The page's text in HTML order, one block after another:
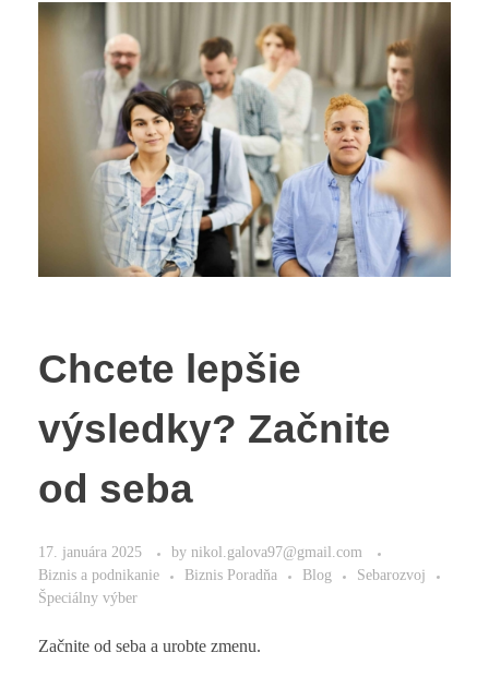
Chcete lepšie
výsledky? Začnite
od seba
17. januára 2025 by nikol.galova97@gmail.com
Biznis a podnikanie
Biznis Poradňa Blog
Sebarozvoj
Špeciálny výber
Začnite od seba a urobte zmenu.